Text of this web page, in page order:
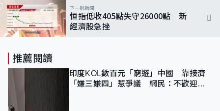
下一則新聞
恒指低收405點失守26000點 新
經濟股急挫
推薦閱讀
印度KOL數百元「窮遊」中國 靠接濟
「嫌三嫌四」惹爭議 網民：不歡迎劣